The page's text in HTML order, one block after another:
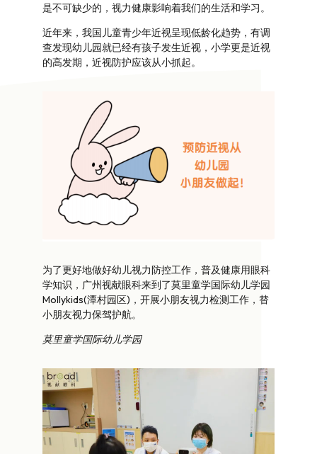
是不可缺少的，视力健康影响着我们的生活和学习。
近年来，我国儿童青少年近视呈现低龄化趋势，有调
查发现幼儿园就已经有孩子发生近视，小学更是近视
的高发期，近视防护应该从小抓起。
为了更好地做好幼儿视力防控工作，普及健康用眼科
学知识，广州视献眼科来到了莫里童学国际幼儿学园
Mollykids(潭村园区)，开展小朋友视力检测工作，替
小朋友视力保驾护航。
莫里童学国际幼儿学园